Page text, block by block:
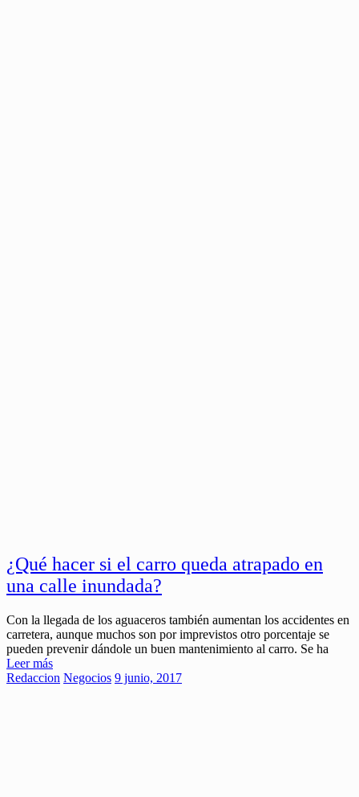
¿Qué hacer si el carro queda atrapado en
una calle inundada?
Con la llegada de los aguaceros también aumentan los accidentes en
carretera, aunque muchos son por imprevistos otro porcentaje se
pueden prevenir dándole un buen mantenimiento al carro. Se ha
Leer más
Redaccion Negocios 9 junio, 2017